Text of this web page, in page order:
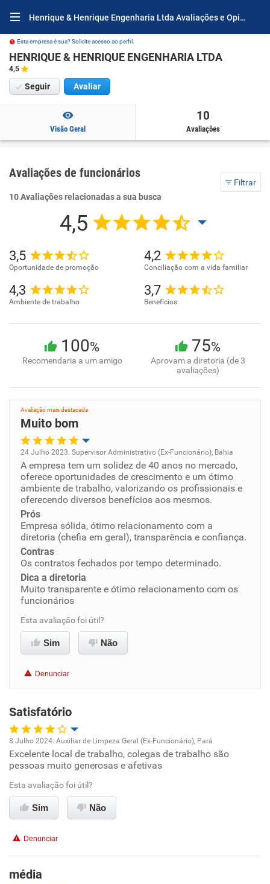
Henrique & Henrique Engenharia Ltda Avaliações e Opiniões
Esta empresa é sua? Solicite acesso ao perfil.
HENRIQUE & HENRIQUE ENGENHARIA LTDA
4,5
Seguir Avaliar
Visão Geral
10
Avaliações
Avaliações de funcionários
Filtrar
10 Avaliações relacionadas a sua busca
4,5
3,5
Oportunidade de promoção
4,2
Conciliação com a vida familiar
4,3
Ambiente de trabalho
3,7
Benefícios
100%
Recomendaria a um amigo
75%
Aprovam a diretoria (de 3
avaliações)
Avaliação mais destacada
Muito bom
Oportunidade de promoção
Ambiente de trabalho
Conciliação com a vida familiar
Benefícios
Recomenda esta empresa
Recomenda a diretoria
24 Julho 2023. Supervisor Administrativo (Ex-Funcionário), Bahia
A empresa tem um solidez de 40 anos no mercado,
oferece oportunidades de crescimento e um ótimo
ambiente de trabalho, valorizando os profissionais e
oferecendo diversos benefícios aos mesmos.
Prós
Empresa sólida, ótimo relacionamento com a
diretoria (chefia em geral), transparência e confiança.
Contras
Os contratos fechados por tempo determinado.
Dica a diretoria
Muito transparente e ótimo relacionamento com os
funcionários
Esta avaliação foi útil?
Sim Não
Denunciar
Satisfatório
Oportunidade de promoção
Ambiente de trabalho
Conciliação com a vida familiar
Recomenda esta empresa
8 Julho 2024. Auxiliar de Limpeza Geral (Ex-Funcionário), Pará
Excelente local de trabalho, colegas de trabalho são
pessoas muito generosas e afetivas
Esta avaliação foi útil?
Sim Não
Denunciar
média